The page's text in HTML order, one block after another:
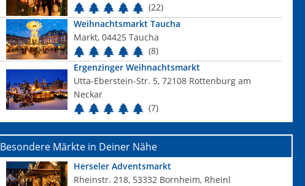
(22)
Weihnachtsmarkt Taucha
Markt, 04425 Taucha
(8)
Ergenzinger Weihnachtsmarkt
Utta-Eberstein-Str. 5, 72108 Rottenburg am
Neckar
(7)
Besondere Märkte in Deiner Nähe
Herseler Adventsmarkt
Rheinstr. 218, 53332 Bornheim, Rheinl